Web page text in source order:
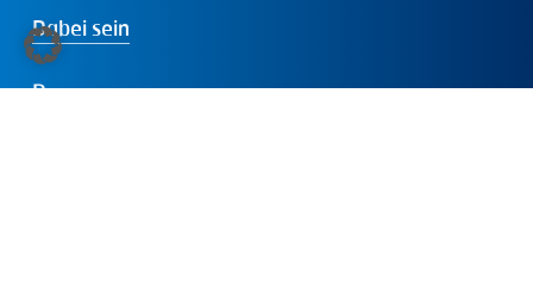
Dabei sein
Presse